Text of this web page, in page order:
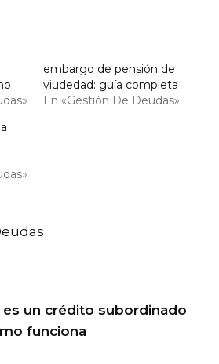
embargo de pensión de
viudedad: guía completa
En «Gestión De Deudas»
es un crédito subordinado
funciona